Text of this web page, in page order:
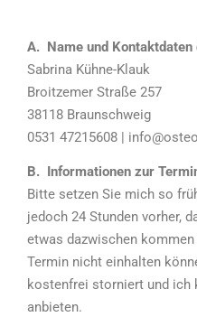
A. Name und
Sabrina Kühne-Klauk
Broitzemer Straße 257
38118 Braunschweig
0531 47215608 |
B. Informationen zur
Bitte setzen Sie mich so
jedoch 24 Stunden vorher,
etwas dazwischen
Termin nicht einhalten
kostenfrei storniert und ich
anbieten.